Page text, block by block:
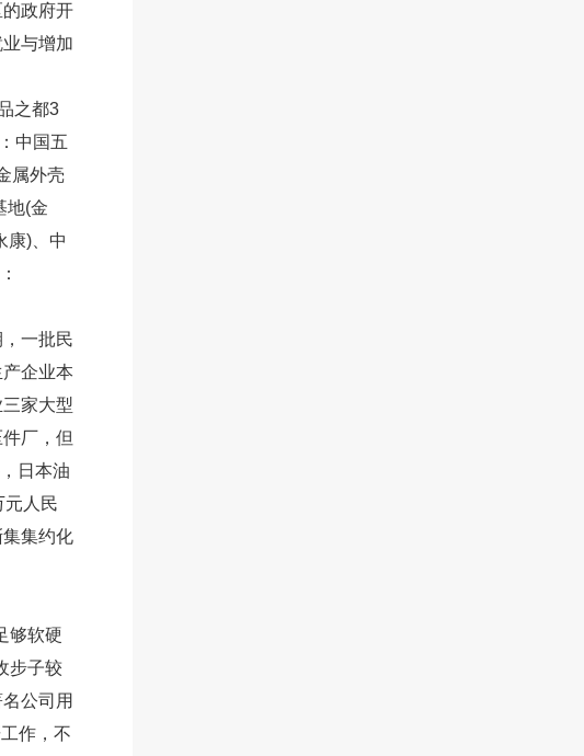
政府开
与增加
之都3
中国五
属外壳
地(金
康)、中
一批民
企业本
家大型
厂，但
日本油
元人民
集约化
够软硬
步子较
公司用
作，不